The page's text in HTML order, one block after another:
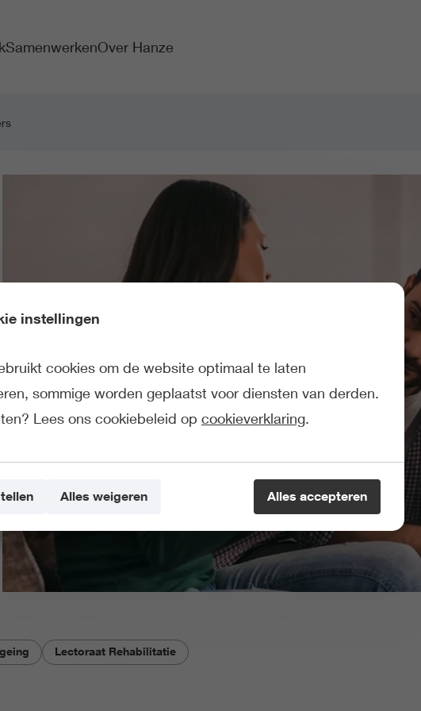
SamenwerkenOver Hanze
Lectoraat Rehabilitatie
instellingen
cookies om de website optimaal te laten
sommige worden geplaatst voor diensten van derden.
Lees ons cookiebeleid op cookieverklaring.
Alles accepteren
Alles weigeren